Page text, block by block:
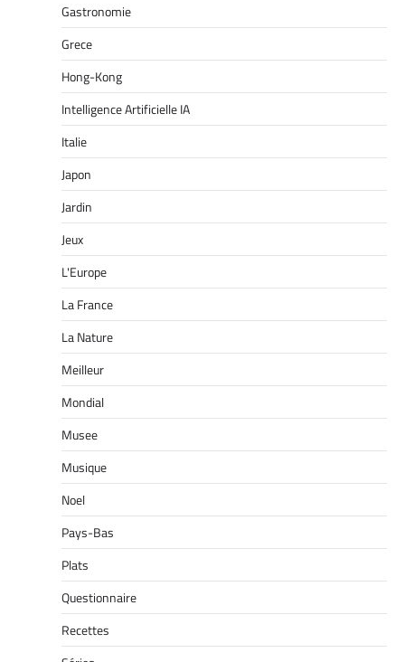
Gastronomie
Grece
Hong-Kong
Intelligence Artificielle IA
Italie
Japon
Jardin
Jeux
L'Europe
La France
La Nature
Meilleur
Mondial
Musee
Musique
Noel
Pays-Bas
Plats
Questionnaire
Recettes